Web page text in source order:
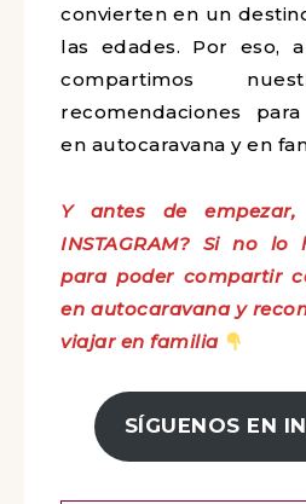
convierten en un
las edades. Por eso,
compartimos
recomendaciones
en autocaravana y en
Y antes de
INSTAGRAM? Si no lo
para poder compartir
en autocaravana y
viajar en familia
SÍGUENOS EN